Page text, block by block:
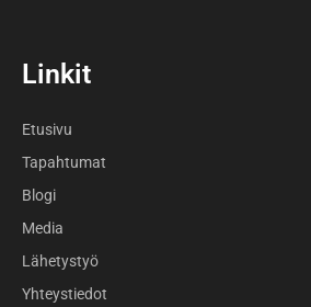
Linkit
Etusivu
Tapahtumat
Blogi
Media
Lähetystyö
Yhteystiedot